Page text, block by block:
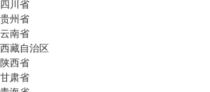
四川省
贵州省
云南省
西藏自治区
陕西省
甘肃省